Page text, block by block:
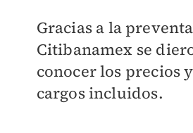
Gracias a la
Citibanamex se
conocer los precios
cargos incluidos.